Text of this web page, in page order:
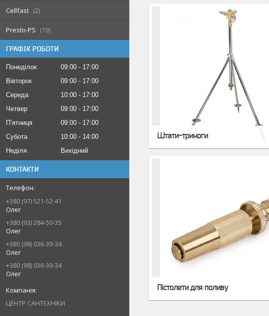
Cellfast 2
Presto-PS 19
ГРАФІК РОБОТИ
Понеділок 09:00
17:00
Вівторок
09:00
17:00
Середа
10:00
17:00
Четвер
09:00
17:00
Пʼятниця
09:00
17:00
Субота
10:00
14:00
Неділя
Вихідний
КОНТАКТИ
+380 (97) 521-52-41
Олег
+380 (93) 284-50-35
Олег
+380 (98) 036-39-34
Олег
+380 (98) 036-39-34
Олег
ЦЕНТР САНТЕХНІКИ
Штати-триноги
Пістолети для поливу